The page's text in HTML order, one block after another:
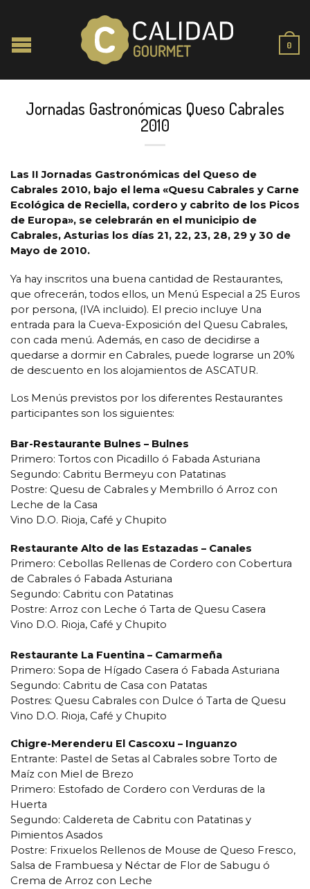
0
Jornadas Gastronómicas Queso Cabrales
2010
Las II Jornadas Gastronómicas del Queso de
Cabrales 2010, bajo el lema «Quesu Cabrales y Carne
Ecológica de Reciella, cordero y cabrito de los Picos
de Europa», se celebrarán en el municipio de
Cabrales, Asturias los días 21, 22, 23, 28, 29 y 30 de
Mayo de 2010.
Ya hay inscritos una buena cantidad de Restaurantes,
que ofrecerán, todos ellos, un Menú Especial a 25 Euros
por persona, (IVA incluido). El precio incluye Una
entrada para la Cueva-Exposición del Quesu Cabrales,
con cada menú. Además, en caso de decidirse a
quedarse a dormir en Cabrales, puede lograrse un 20%
de descuento en los alojamientos de ASCATUR.
Los Menús previstos por los diferentes Restaurantes
participantes son los siguientes:
Bar-Restaurante Bulnes – Bulnes
Primero: Tortos con Picadillo ó Fabada Asturiana
Segundo: Cabritu Bermeyu con Patatinas
Postre: Quesu de Cabrales y Membrillo ó Arroz con
Leche de la Casa
Vino D.O. Rioja, Café y Chupito
Restaurante Alto de las Estazadas – Canales
Primero: Cebollas Rellenas de Cordero con Cobertura
de Cabrales ó Fabada Asturiana
Segundo: Cabritu con Patatinas
Postre: Arroz con Leche ó Tarta de Quesu Casera
Vino D.O. Rioja, Café y Chupito
Restaurante La Fuentina – Camarmeña
Primero: Sopa de Hígado Casera ó Fabada Asturiana
Segundo: Cabritu de Casa con Patatas
Postres: Quesu Cabrales con Dulce ó Tarta de Quesu
Vino D.O. Rioja, Café y Chupito
Chigre-Merenderu El Cascoxu – Inguanzo
Entrante: Pastel de Setas al Cabrales sobre Torto de
Maíz con Miel de Brezo
Primero: Estofado de Cordero con Verduras de la
Huerta
Segundo: Caldereta de Cabritu con Patatinas y
Pimientos Asados
Postre: Frixuelos Rellenos de Mouse de Queso Fresco,
Salsa de Frambuesa y Néctar de Flor de Sabugu ó
Crema de Arroz con Leche